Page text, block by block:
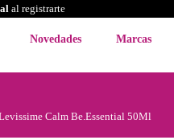
al registrarte
Novedades Marcas
Calm Be.Essential 50Ml